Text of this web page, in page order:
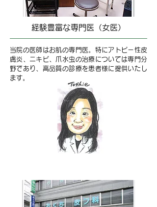
経験豊富な専門医（女医）
当院の医師はお肌の専門医。特にアトピー性皮
膚炎、ニキビ、爪水虫の治療については専門分
野であり、高品質の診療を患者様に提供いたし
ます。